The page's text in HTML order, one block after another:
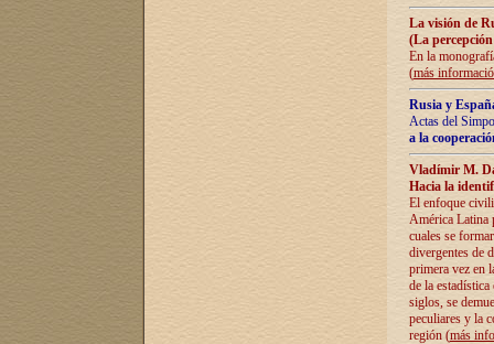
La visión de
(La
En la
(más
Rusia y
Actas del
a la
Vladímir M.
Hacia la
El enfoque
América Latina
cuales se
divergentes de
primera vez en
de la
siglos, se
peculiares y la
región (más